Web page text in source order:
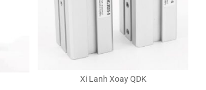
Xi Lanh Xoay QDK